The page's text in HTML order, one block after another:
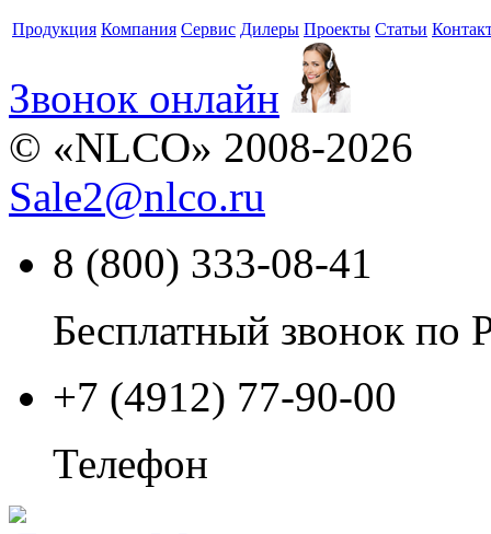
Продукция Компания Сервис Дилеры Проекты Статьи
Звонок онлайн
© «NLCO» 2008-2026
Sale2@nlco.ru
8 (800) 333-08-41
Бесплатный звонок по
+7 (4912) 77-90-00
Телефон